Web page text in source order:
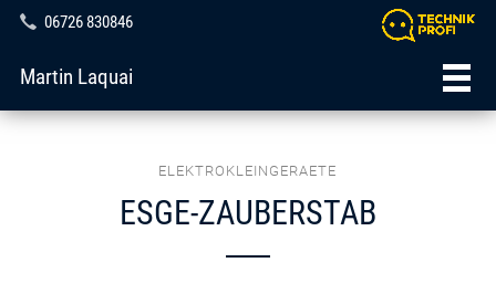
06726 830846
Martin Laquai
ELEKTROKLEINGERAETE
ESGE-ZAUBERSTAB